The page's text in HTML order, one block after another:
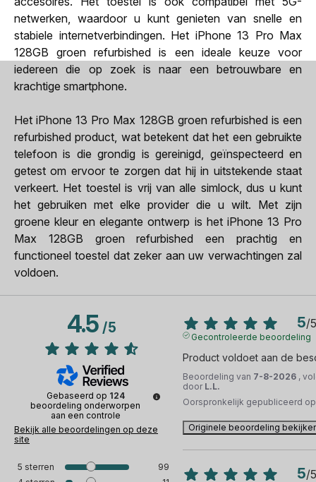
netwerken, waardoor u kunt genieten van snelle en
stabiele internetverbindingen. Het iPhone 13 Pro Max
128GB groen refurbished is een ideale keuze voor
iedereen die op zoek is naar een betrouwbare en
krachtige smartphone.
Het iPhone 13 Pro Max 128GB groen refurbished is een
refurbished product, wat betekent dat het een gebruikte
telefoon is die grondig is gereinigd, geïnspecteerd en
getest om ervoor te zorgen dat hij in uitstekende staat
verkeert. Het toestel is vrij van alle simlock, dus u kunt
het gebruiken met elke provider die u wilt. Met zijn
groene kleur en elegante ontwerp is het iPhone 13 Pro
Max 128GB groen refurbished een prachtig en
functioneel toestel dat zeker aan uw verwachtingen zal
voldoen.
4.5/5
Gebaseerd op 124
beoordeling onderworpen
aan een controle
Bekijk alle beoordelingen op deze
site
5 sterren
99
5/5
Gecontroleerde beoordeling
Product voldoet aan de
Beoordeling van 7-8-2026 ,
door L.L.
Oorspronkelijk gepubliceerd
Originele beoordeling
5/5